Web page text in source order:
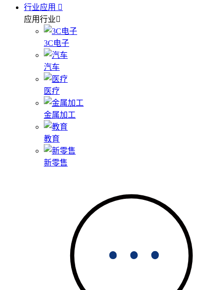
行业应用
应用行业
3C电子
汽车
医疗
金属加工
教育
新零售